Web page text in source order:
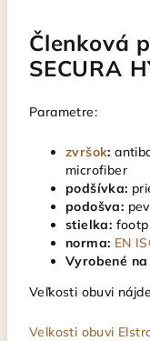
Členková
SECURA
Parametre:
zvršok:
microfiber
podšívka:
podošva:
stielka:
norma: EN
Vyrobené
Veľkosti obuvi
Velkosti obuvi